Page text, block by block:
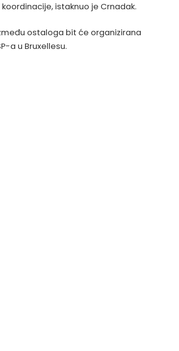
istaknuo je Crnadak.
ostaloga bit će organizirana
a u Bruxellesu.